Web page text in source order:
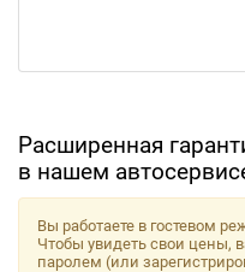
Расширенная
в нашем
Вы работаете в гостевом
Чтобы увидеть свои цены,
паролем (или